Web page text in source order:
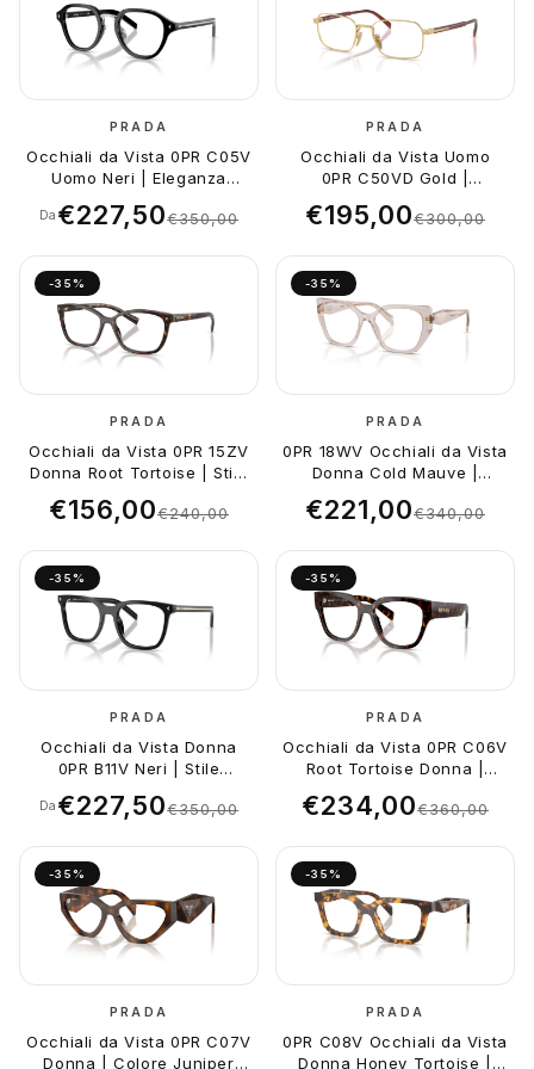
PRADA
Occhiali da Vista 0PR C05V
Uomo Neri | Eleganza
Da €227,50€350,00
PRADA
Occhiali da Vista Uomo
0PR C50VD Gold |
€195,00€300,00
-35%
PRADA
Occhiali da Vista 0PR 15ZV
Donna Root Tortoise | Stile
€156,00€240,00
-35%
PRADA
0PR 18WV Occhiali da Vista
Donna Cold Mauve |
€221,00€340,00
-35%
PRADA
Occhiali da Vista Donna
0PR B11V Neri | Stile
Da €227,50€350,00
-35%
PRADA
Occhiali da Vista 0PR C06V
Root Tortoise Donna |
€234,00€360,00
-35%
PRADA
Occhiali da Vista 0PR C07V
Donna | Colore Juniper
-35%
PRADA
0PR C08V Occhiali da Vista
Donna Honey Tortoise |